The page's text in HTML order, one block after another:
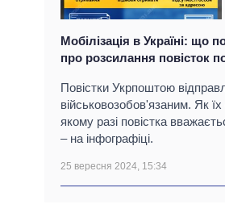
Мобілізація в Україні: що
про розсилання повісток
Повістки Укрпоштою
військовозобов'язаним. Як
якому разі повістка
– на інфографіці.
25 вересня 2024, 15:34